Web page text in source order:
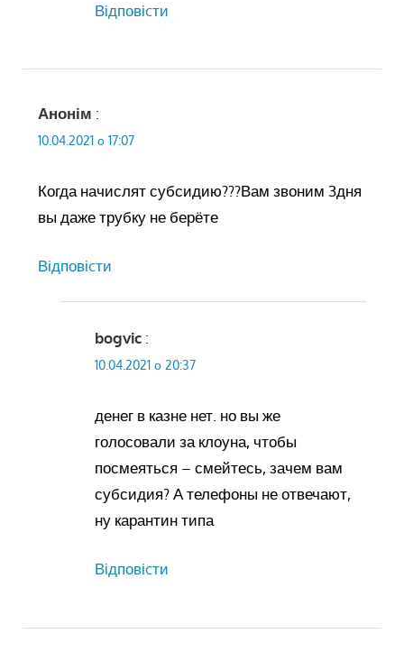
Відповіcти
Анонім :
10.04.2021 о 17:07
Когда начислят субсидию???Вам звоним 3дня
вы даже трубку не берёте
Відповіcти
bogvic :
10.04.2021 о 20:37
денег в казне нет. но вы же
голосовали за клоуна, чтобы
посмеяться – смейтесь, зачем вам
субсидия? А телефоны не отвечают,
ну карантин типа
Відповіcти